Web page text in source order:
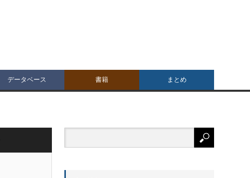
データベース 書籍 まとめ